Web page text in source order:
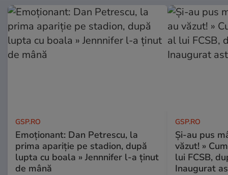
GSP.RO
Emoționant: Dan Petrescu, la
prima apariție pe stadion, după
lupta cu boala » Jennnifer l-a ținut
de mână
GSP.RO
Și-au pus
văzut! »
lui FCSB,
Inaugurat